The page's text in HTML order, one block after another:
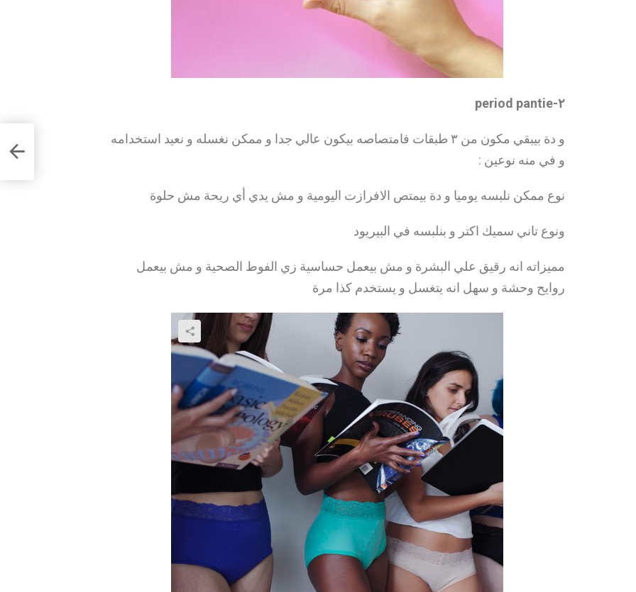
٢-period pantie
و دة بيبقي مكون من ٣ طبقات فامتصاصه بيكون عالي جدا و ممكن نغسله و نعيد استخدامه
و في منه نوعين :
نوع ممكن نلبسه يوميا و دة بيمتص الافرازت اليومية و مش يدي أي ريحة مش حلوة
ونوع تاني سميك اكتر و بنلبسه في البيريود
مميزاته انه رقيق علي البشرة و مش بيعمل حساسية زي الفوط الصحية و مش بيعمل
روايح وحشة و سهل انه يتغسل و يستخدم كذا مرة